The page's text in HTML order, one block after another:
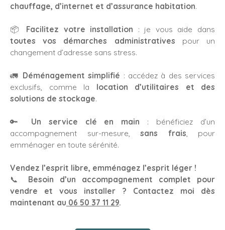
chauffage, d’internet et d’assurance habitation.
📦 Facilitez votre installation : je vous aide dans
toutes vos démarches administratives pour un
changement d’adresse sans stress.
🚛 Déménagement simplifié : accédez à des services
exclusifs, comme la location d’utilitaires et des
solutions de stockage.
🔑 Un service clé en main : bénéficiez d’un
accompagnement sur-mesure, sans frais , pour
emménager en toute sérénité.
Vendez l’esprit libre, emménagez l’esprit léger !
📞 Besoin d’un accompagnement complet pour
vendre et vous installer ? Contactez moi dès
maintenant au 06 50 37 11 29.